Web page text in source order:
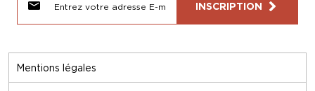
Mentions légales
INSCRIPTION